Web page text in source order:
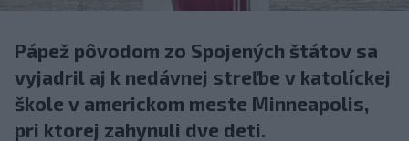
Pápež pôvodom zo Spojených štátov sa
vyjadril aj k nedávnej streľbe v katolíckej
škole v americkom meste Minneapolis,
pri ktorej zahynuli dve deti.